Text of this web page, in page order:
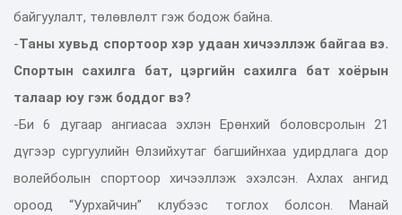
байгуулалт, төлөвлөлт гэж бодож байна.
-Таны хувьд спортоор хэр удаан хичээллэж байгаа вэ.
Спортын сахилга бат, цэргийн сахилга бат хоёрын
талаар юу гэж боддог вэ?
-Би 6 дугаар ангиасаа эхлэн Ерөнхий боловсролын 21
дүгээр сургуулийн Өлзийхутаг багшийнхаа удирдлага дор
волейболын спортоор хичээллэж эхэлсэн. Ахлах ангид
ороод “Уурхайчин” клубээс тоглох болсон. Манай